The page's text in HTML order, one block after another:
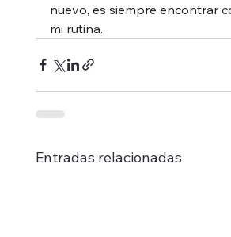
nuevo, es siempre encontrar
mi rutina.
Entradas relacionadas